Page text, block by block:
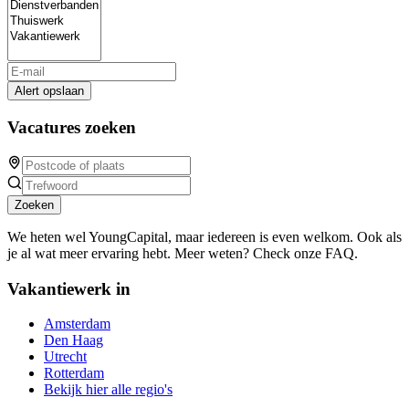
Alert opslaan
Vacatures zoeken
Zoeken
We heten wel YoungCapital, maar iedereen is even welkom. Ook als
je al wat meer ervaring hebt. Meer weten? Check onze FAQ.
Vakantiewerk in
Amsterdam
Den Haag
Utrecht
Rotterdam
Bekijk hier alle regio's